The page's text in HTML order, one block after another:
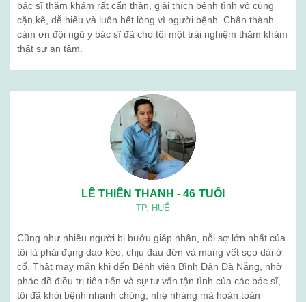
bác sĩ thăm khám rất cẩn thận, giải thích bệnh tình vô cùng
cặn kẽ, dễ hiểu và luôn hết lòng vì người bệnh. Chân thành
cảm ơn đội ngũ y bác sĩ đã cho tôi một trải nghiệm thăm khám
thật sự an tâm.
LÊ THIÊN THANH - 46 TUỔI
TP. HUẾ
Cũng như nhiều người bị bướu giáp nhân, nỗi sợ lớn nhất của
tôi là phải đụng dao kéo, chịu đau đớn và mang vết sẹo dài ở
cổ. Thật may mắn khi đến Bệnh viện Bình Dân Đà Nẵng, nhờ
phác đồ điều trị tiên tiến và sự tư vấn tận tình của các bác sĩ,
tôi đã khỏi bệnh nhanh chóng, nhẹ nhàng mà hoàn toàn